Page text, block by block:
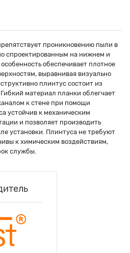
проникновению пыли в
спроектированным на нижнем и
обеспечивает плотное
выравнивая визуально
плинтус состоит из
материал планки облегчает
к стене при помощи
устойчив к механическим
и позволяет производить
установки. Плинтуса не требуют
к химическим воздействиям,
службы.